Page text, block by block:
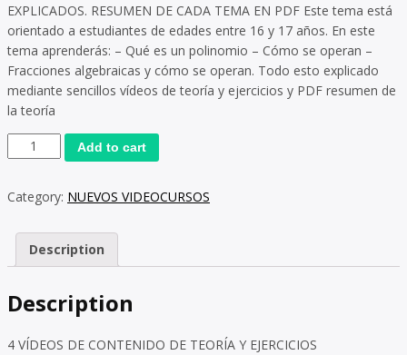
EXPLICADOS. RESUMEN DE CADA TEMA EN PDF Este tema está
orientado a estudiantes de edades entre 16 y 17 años. En este
tema aprenderás: – Qué es un polinomio – Cómo se operan –
Fracciones algebraicas y cómo se operan. Todo esto explicado
mediante sencillos vídeos de teoría y ejercicios y PDF resumen de
la teoría
Add to cart
Category: NUEVOS VIDEOCURSOS
Description
Description
4 VÍDEOS DE CONTENIDO DE TEORÍA Y EJERCICIOS